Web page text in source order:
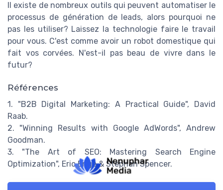
Il existe de nombreux outils qui peuvent automatiser le
processus de génération de leads, alors pourquoi ne
pas les utiliser? Laissez la technologie faire le travail
pour vous. C'est comme avoir un robot domestique qui
fait vos corvées. N'est-il pas beau de vivre dans le
futur?
Références
1. "B2B Digital Marketing: A Practical Guide", David
Raab.
2. "Winning Results with Google AdWords", Andrew
Goodman.
3. "The Art of SEO: Mastering Search Engine
Optimization", Eric Enge & Stephan Spencer.